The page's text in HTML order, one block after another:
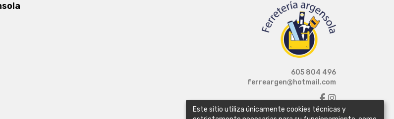
605 804 496
ferreargen@hotmail.com
Este sitio utiliza únicamente cookies técnicas y